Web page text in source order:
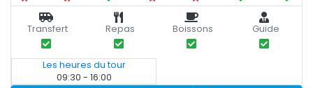
Transfert Repas Boissons Guide
Les heures du tour
09:30 - 16:00